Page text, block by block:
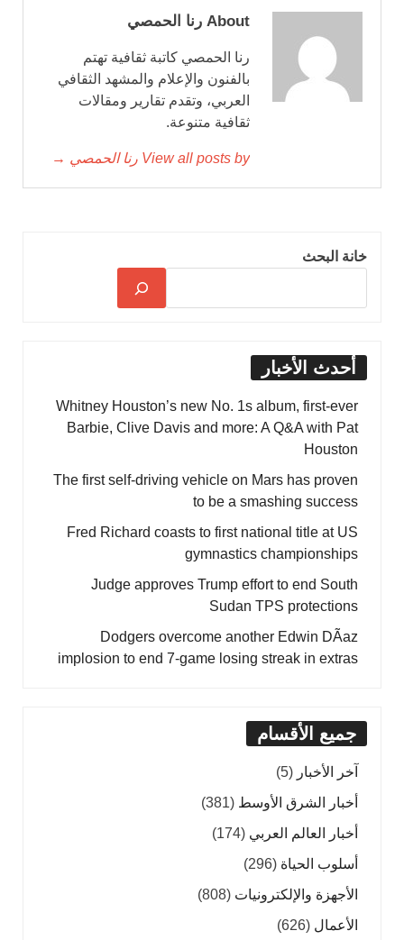
About رنا الحمصي
رنا الحمصي كاتبة ثقافية تهتم
بالفنون والإعلام والمشهد الثقافي
العربي، وتقدم تقارير ومقالات
ثقافية متنوعة.
View all posts by رنا الحمصي →
خانة البحث
أحدث الأخبار
Whitney Houston’s new No. 1s album, first-ever
Barbie, Clive Davis and more: A Q&A with Pat
Houston
The first self-driving vehicle on Mars has proven
to be a smashing success
Fred Richard coasts to first national title at US
gymnastics championships
Judge approves Trump effort to end South
Sudan TPS protections
Dodgers overcome another Edwin DÃ­az
implosion to end 7-game losing streak in extras
جميع الأقسام
آخر الأخبار (5)
أخبار الشرق الأوسط (381)
أخبار العالم العربي (174)
أسلوب الحياة (296)
الأجهزة والإلكترونيات (808)
الأعمال (626)